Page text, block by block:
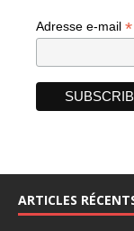
Adresse e-mail *
ARTICLES